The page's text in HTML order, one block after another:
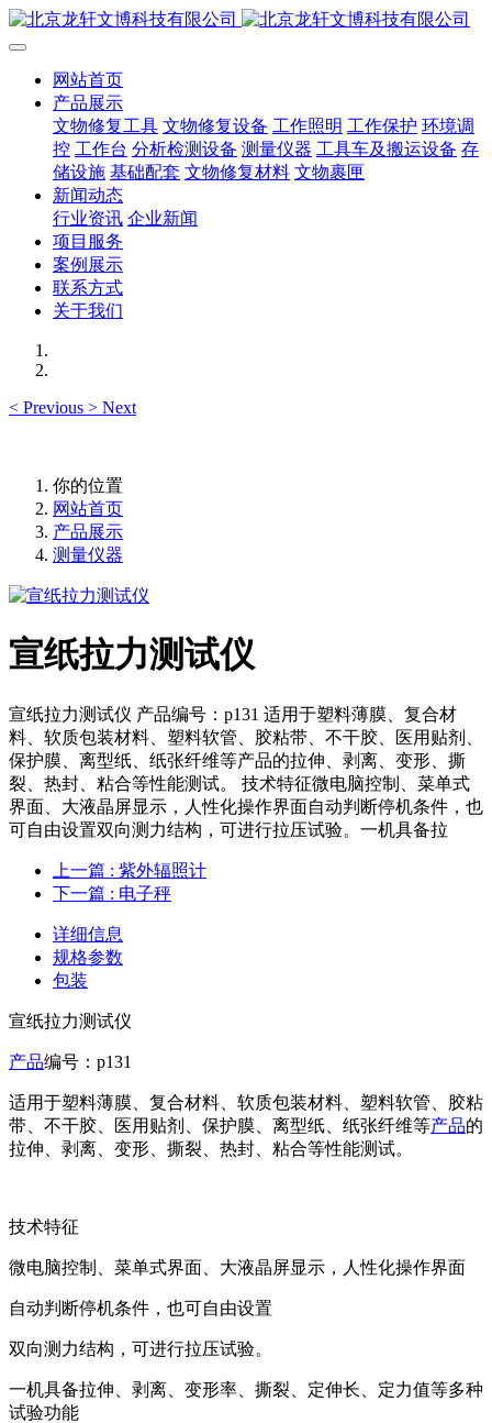
网站首页
产品展示
文物修复工具 文物修复设备 工作照明 工作保护 环境调
控 工作台 分析检测设备 测量仪器 工具车及搬运设备 存
储设施 基础配套 文物修复材料 文物裹匣
新闻动态
行业资讯 企业新闻
项目服务
案例展示
联系方式
关于我们
< Previous > Next
你的位置
网站首页
产品展示
测量仪器
宣纸拉力测试仪
宣纸拉力测试仪 产品编号：p131 适用于塑料薄膜、复合材
料、软质包装材料、塑料软管、胶粘带、不干胶、医用贴剂、
保护膜、离型纸、纸张纤维等产品的拉伸、剥离、变形、撕
裂、热封、粘合等性能测试。 技术特征微电脑控制、菜单式
界面、大液晶屏显示，人性化操作界面自动判断停机条件，也
可自由设置双向测力结构，可进行拉压试验。一机具备拉
上一篇 : 紫外辐照计
下一篇 : 电子秤
详细信息
规格参数
包装
宣纸拉力测试仪
产品编号：p131
适用于塑料薄膜、复合材料、软质包装材料、塑料软管、胶粘
带、不干胶、医用贴剂、保护膜、离型纸、纸张纤维等产品的
拉伸、剥离、变形、撕裂、热封、粘合等性能测试。
技术特征
微电脑控制、菜单式界面、大液晶屏显示，人性化操作界面
自动判断停机条件，也可自由设置
双向测力结构，可进行拉压试验。
一机具备拉伸、剥离、变形率、撕裂、定伸长、定力值等多种
试验功能